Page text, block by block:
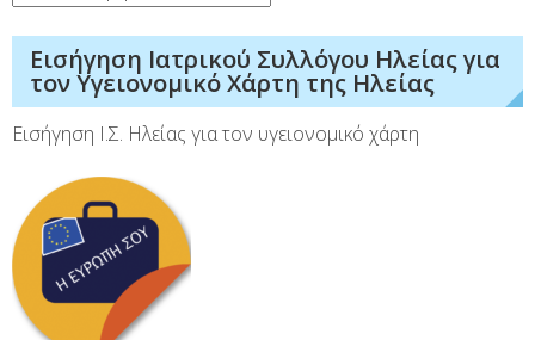
Εισήγηση Ιατρικού Συλλόγου Ηλείας για
τον Υγειονομικό Χάρτη της Ηλείας
Εισήγηση Ι.Σ. Ηλείας για τον υγειονομικό χάρτη